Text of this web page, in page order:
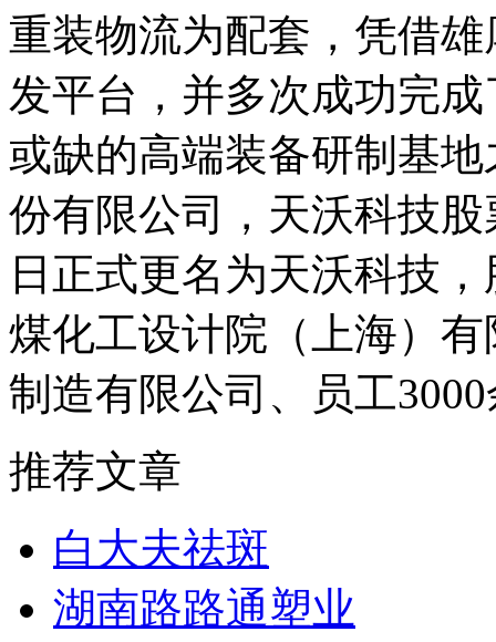
重装物流为配套，凭借
发平台，并多次成功完
或缺的高端装备研制基
份有限公司，天沃科技
日正式更名为天沃科技
煤化工设计院（上海）
制造有限公司、员工
推荐文章
白大夫祛斑
湖南路路通塑业